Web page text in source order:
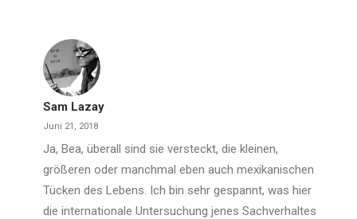
Sam Lazay
Juni 21, 2018
Ja, Bea, überall sind sie versteckt, die kleinen,
größeren oder manchmal eben auch mexikanischen
Tücken des Lebens. Ich bin sehr gespannt, was hier
die internationale Untersuchung jenes Sachverhaltes